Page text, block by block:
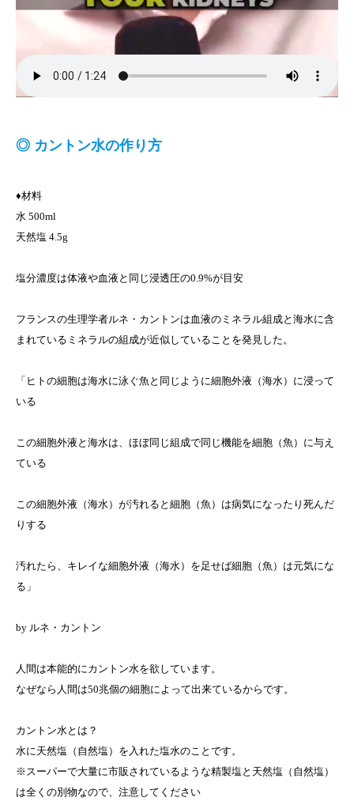
◎ カントン水の作り方
♦材料
水 500ml
天然塩 4.5g
塩分濃度は体液や血液と同じ浸透圧の0.9%が目安
フランスの生理学者ルネ・カントンは血液のミネラル組成と海水に含
まれているミネラルの組成が近似していることを発見した。
「ヒトの細胞は海水に泳ぐ魚と同じように細胞外液（海水）に浸って
いる
この細胞外液と海水は、ほぼ同じ組成で同じ機能を細胞（魚）に与え
ている
この細胞外液（海水）が汚れると細胞（魚）は病気になったり死んだ
りする
汚れたら、キレイな細胞外液（海水）を足せば細胞（魚）は元気にな
る」
by ルネ・カントン
人間は本能的にカントン水を欲しています。
なぜなら人間は50兆個の細胞によって出来ているからです。
カントン水とは？
水に天然塩（自然塩）を入れた塩水のことです。
※スーパーで大量に市販されているような精製塩と天然塩（自然塩）
は全くの別物なので、注意してください